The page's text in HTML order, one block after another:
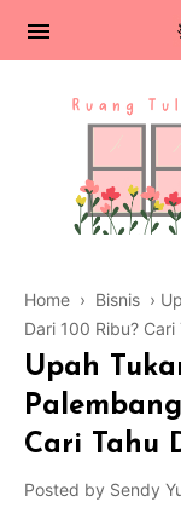
Home › Bisnis ›
Dari 100 Ribu? Cari
Upah
Cari Tahu
Posted by Sendy